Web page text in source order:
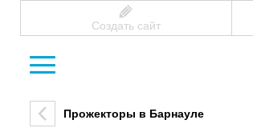
Создать сайт
Прожекторы в Барнауле